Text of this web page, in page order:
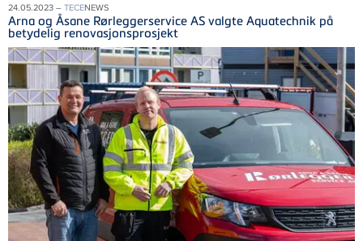
24.05.2023 – TECENEWS
Arna og Åsane Rørleggerservice AS valgte Aquatechnik på
betydelig renovasjonsprosjekt